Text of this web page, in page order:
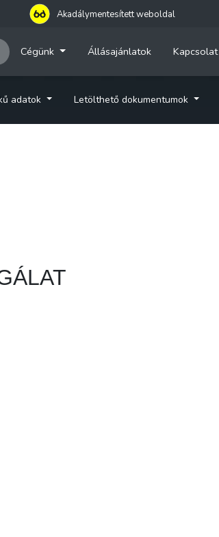
Akadálymentesített weboldal
Cégünk Állásajánlatok Kapcsolat
adatok Letölthető dokumentumok